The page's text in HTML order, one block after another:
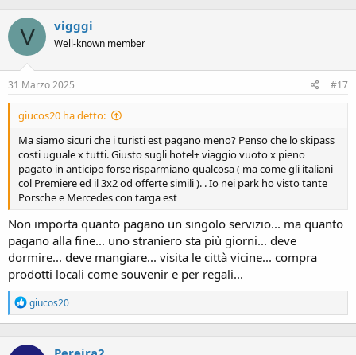
i
n
:
V vigggi
Well-known member
31 Marzo 2025 #17
giucos20 ha detto:
Ma siamo sicuri che i turisti est pagano meno? Penso che lo skipass
costi uguale x tutti. Giusto sugli hotel+ viaggio vuoto x pieno
pagato in anticipo forse risparmiano qualcosa ( ma come gli italiani
col Premiere ed il 3x2 od offerte simili ). . Io nei park ho visto tante
Porsche e Mercedes con targa est
Non importa quanto pagano un singolo servizio... ma quanto
pagano alla fine... uno straniero sta più giorni... deve
dormire... deve mangiare... visita le città vicine... compra
prodotti locali come souvenir e per regali...
R
e
a
giucos20